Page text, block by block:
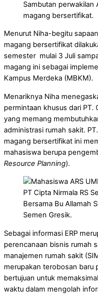
Sambutan perwakilan
magang bersertifikat.
Menurut Niha-begitu
magang bersertifikat
semester mulai 3 Juli
magang ini sebagai
Kampus Merdeka (MBKM).
Menariknya Niha
permintaan khusus dari PT.
yang memang
administrasi rumah sakit.
magang bersertifikat ini
mahasiswa berupa
Resource Planning).
Bersama Bu Allamah
Semen Gresik.
Sebagai informasi ERP
perencanaan bisnis rumah
manajemen rumah sakit
merupakan terobosan baru
bertujuan untuk
waktu dalam mengolah